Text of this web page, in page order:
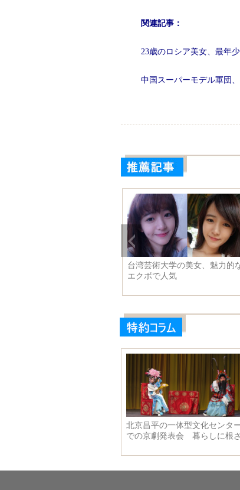
関連記事：
23歳のロシア美女、最年
中国スーパーモデル軍団
台湾芸術大学の美女、魅力的
エクボで人気